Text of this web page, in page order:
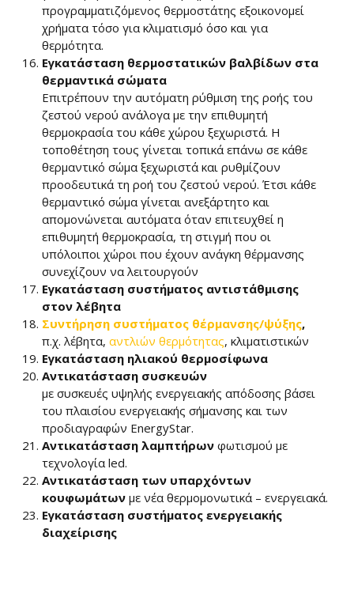
προγραμματιζόμενος θερμοστάτης εξοικονομεί
χρήματα τόσο για κλιματισμό όσο και για
θερμότητα.
Εγκατάσταση θερμοστατικών βαλβίδων στα
θερμαντικά σώματα
Επιτρέπουν την αυτόματη ρύθμιση της ροής του
ζεστού νερού ανάλογα με την επιθυμητή
θερμοκρασία του κάθε χώρου ξεχωριστά. Η
τοποθέτηση τους γίνεται τοπικά επάνω σε κάθε
θερμαντικό σώμα ξεχωριστά και ρυθμίζουν
προοδευτικά τη ροή του ζεστού νερού. Έτσι κάθε
θερμαντικό σώμα γίνεται ανεξάρτητο και
απομονώνεται αυτόματα όταν επιτευχθεί η
επιθυμητή θερμοκρασία, τη στιγμή που οι
υπόλοιποι χώροι που έχουν ανάγκη θέρμανσης
συνεχίζουν να λειτουργούν
Εγκατάσταση συστήματος αντιστάθμισης
στον λέβητα
Συντήρηση συστήματος θέρμανσης/ψύξης,
π.χ. λέβητα, αντλιών θερμότητας, κλιματιστικών
Εγκατάσταση ηλιακού θερμοσίφωνα
Αντικατάσταση συσκευών
με συσκευές υψηλής ενεργειακής απόδοσης βάσει
του πλαισίου ενεργειακής σήμανσης και των
προδιαγραφών EnergyStar.
Αντικατάσταση λαμπτήρωνφωτισμού με
τεχνολογία led.
Αντικατάσταση των υπαρχόντων
κουφωμάτωνμε νέα θερμομονωτικά – ενεργειακά.
Εγκατάσταση συστήματος ενεργειακής
διαχείρισης